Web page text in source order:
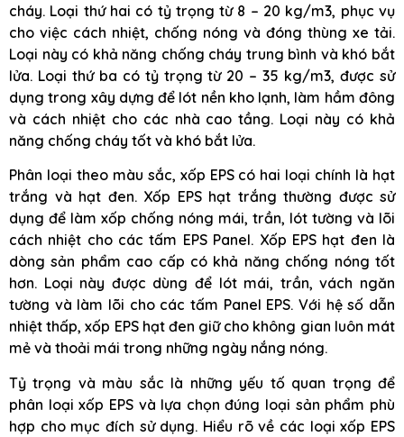
cháy. Loại thứ hai có tỷ trọng từ 8 – 20 kg/m3, phục vụ
cho việc cách nhiệt, chống nóng và đóng thùng xe tải.
Loại này có khả năng chống cháy trung bình và khó bắt
lửa. Loại thứ ba có tỷ trọng từ 20 – 35 kg/m3, được sử
dụng trong xây dựng để lót nền kho lạnh, làm hầm đông
và cách nhiệt cho các nhà cao tầng. Loại này có khả
năng chống cháy tốt và khó bắt lửa.
Phân loại theo màu sắc, xốp EPS có hai loại chính là hạt
trắng và hạt đen. Xốp EPS hạt trắng thường được sử
dụng để làm xốp chống nóng mái, trần, lót tường và lõi
cách nhiệt cho các tấm EPS Panel. Xốp EPS hạt đen là
dòng sản phẩm cao cấp có khả năng chống nóng tốt
hơn. Loại này được dùng để lót mái, trần, vách ngăn
tường và làm lõi cho các tấm Panel EPS. Với hệ số dẫn
nhiệt thấp, xốp EPS hạt đen giữ cho không gian luôn mát
mẻ và thoải mái trong những ngày nắng nóng.
Tỷ trọng và màu sắc là những yếu tố quan trọng để
phân loại xốp EPS và lựa chọn đúng loại sản phẩm phù
hợp cho mục đích sử dụng. Hiểu rõ về các loại xốp EPS